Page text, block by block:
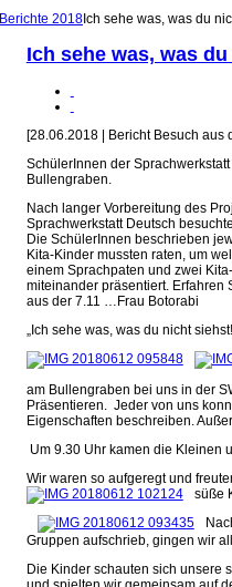
Berichte 2018 Ich sehe was, was du
Ich sehe was, was
[28.06.2018 | Bericht Besuch aus
SchülerInnen der
Bullengraben.
Nach langer Vorbereitung des
Sprachwerkstatt Deutsch
Die SchülerInnen beschrieben
Kita-Kinder mussten raten, um
einem Sprachpaten und zwei
miteinander präsentiert. Erfahren
aus der 7.11 …Frau Botorabi
„Ich sehe was, was du nicht
am Bullengraben bei uns in der
Präsentieren. Jeder von uns
Eigenschaften beschreiben.
Um 9.30 Uhr kamen die Kleinen
Wir waren so aufgeregt und
süße
Gruppen aufschrieb, gingen wir
Die Kinder schauten sich unsere